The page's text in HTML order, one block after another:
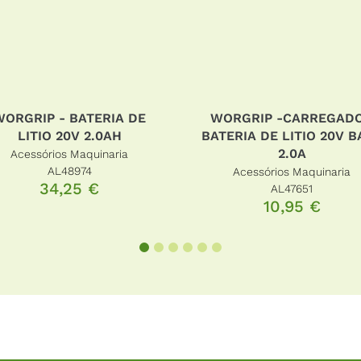
WORGRIP -CARREGADOR
BATERIA DE LITIO 20V BASE
2.0A
Acessórios Maquinaria
AL47651
WORGRIP -
LITIO 20V
Acessórios
AL46604
64,25